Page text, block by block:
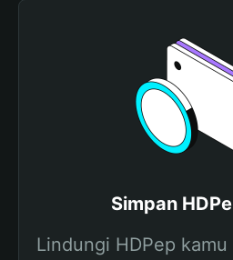
Simpan
Lindungi HDPep